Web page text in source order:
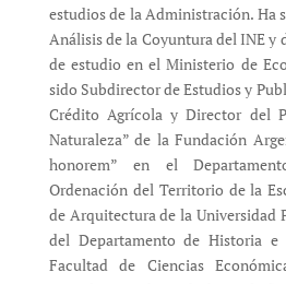
estudios de la Administración. Ha
Análisis de la Coyuntura del INE y
de estudio en el Ministerio de
sido Subdirector de Estudios y
Crédito Agrícola y Director del
Naturaleza” de la Fundación
honorem” en el
Ordenación del Territorio de la
de Arquitectura de la Universidad
del Departamento de Historia
Facultad de Ciencias